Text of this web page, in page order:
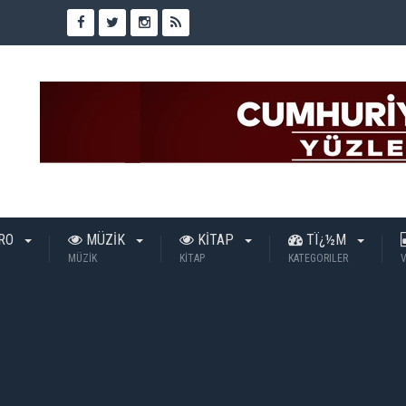
MÜZİK
MÜZİK
KİTAP
KİTAP
TÏ¿½M
KATEGORILER